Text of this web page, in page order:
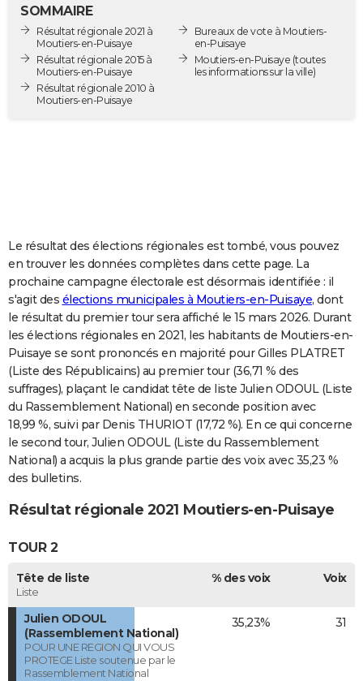
Destinations
City break
Voyage nature
Voyage de noces
Forum
Climat
GUIDES D'ACHAT
BONS PLANS
S'inscrire
Se connecter
Lycées
Collèges
Primaires
Universités
Entreprises
Service militaire
Avis de recherche
AVIS DE DÉCÈS
FORUM
Bricolage
Lifestyle
Culture
Sport
Auto
Television
Voyage
Cinema
SOMMAIRE
Résultat régionale 2021 à
Moutiers-en-Puisaye
Résultat régionale 2015 à
Moutiers-en-Puisaye
Résultat régionale 2010 à
Moutiers-en-Puisaye
Bureaux de vote à Moutiers-
en-Puisaye
Moutiers-en-Puisaye (toutes
les informations sur la ville)
Le résultat des élections régionales est tombé, vous pouvez
en trouver les données complètes dans cette page. La
prochaine campagne électorale est désormais identifiée : il
s'agit des élections municipales à Moutiers-en-Puisaye, dont
le résultat du premier tour sera affiché le 15 mars 2026. Durant
les élections régionales en 2021, les habitants de Moutiers-en-
Puisaye se sont prononcés en majorité pour Gilles PLATRET
(Liste des Républicains) au premier tour (36,71 % des
suffrages), plaçant le candidat tête de liste Julien ODOUL (Liste
du Rassemblement National) en seconde position avec
18,99 %, suivi par Denis THURIOT (17,72 %). En ce qui concerne
le second tour, Julien ODOUL (Liste du Rassemblement
National) a acquis la plus grande partie des voix avec 35,23 %
des bulletins.
Résultat régionale 2021 Moutiers-en-Puisaye
TOUR 2
Tête de liste
Liste
% des voix Voix
Julien ODOUL
(Rassemblement National)
POUR UNE REGION QUI VOUS
PROTEGE Liste soutenue par le
Rassemblement National
35,23% 31